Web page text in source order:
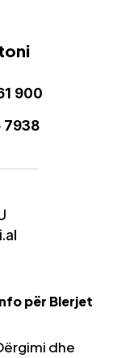
900
7938
për Blerjet
dhe